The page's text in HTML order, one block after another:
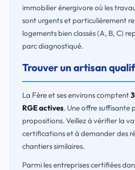
immobilier énergivore où les
sont urgents et particulièrement
logements bien classés (A, B, C)
parc diagnostiqué.
Trouver un artisan
La Fère et ses environs comptent
RGE actives. Une offre suffisante
propositions. Veillez à vérifier la
certifications et à demander des
chantiers similaires.
Parmi les entreprises certifiées